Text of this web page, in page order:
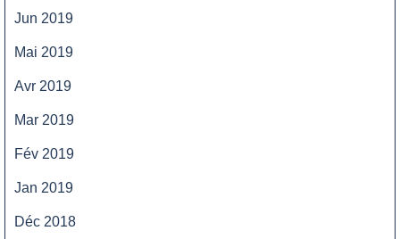
Jun 2019
Mai 2019
Avr 2019
Mar 2019
Fév 2019
Jan 2019
Déc 2018